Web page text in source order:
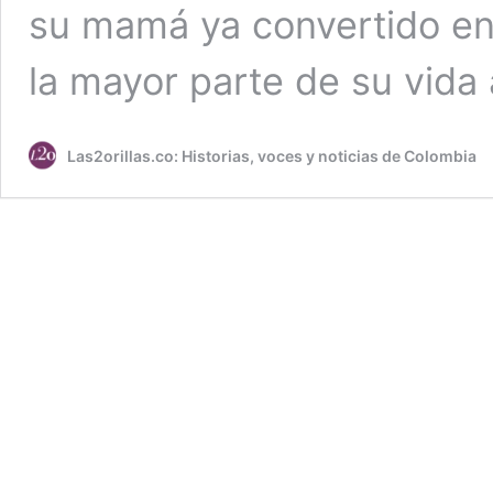
su mamá ya convertido
la mayor parte de su
Las2orillas.co: Historias, voces y noticias de Colombia